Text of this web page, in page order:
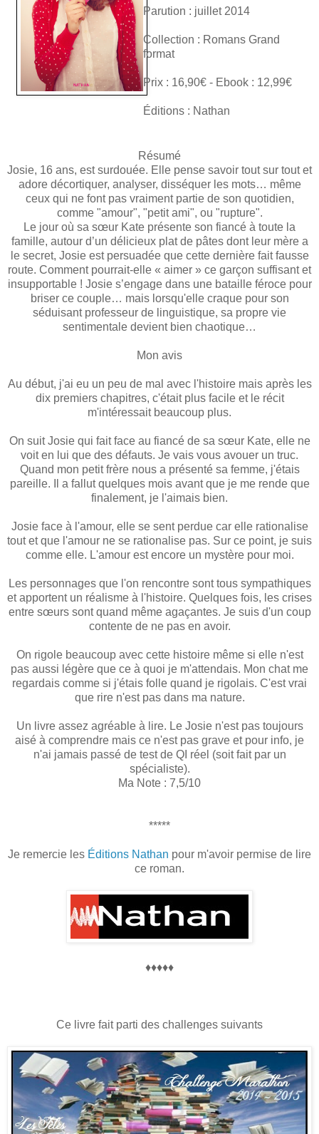
Parution : juillet 2014
Collection : Romans Grand
format
Prix : 16,90€ - Ebook : 12,99€
Éditions : Nathan
Résumé
Josie, 16 ans, est surdouée. Elle pense savoir tout sur tout et
adore décortiquer, analyser, disséquer les mots… même
ceux qui ne font pas vraiment partie de son quotidien,
comme "amour", "petit ami", ou "rupture".
Le jour où sa sœur Kate présente son fiancé à toute la
famille, autour d’un délicieux plat de pâtes dont leur mère a
le secret, Josie est persuadée que cette dernière fait fausse
route. Comment pourrait-elle « aimer » ce garçon suffisant et
insupportable ! Josie s’engage dans une bataille féroce pour
briser ce couple… mais lorsqu'elle craque pour son
séduisant professeur de linguistique, sa propre vie
sentimentale devient bien chaotique…
Mon avis
Au début, j'ai eu un peu de mal avec l'histoire mais après les
dix premiers chapitres, c'était plus facile et le récit
m'intéressait beaucoup plus.
On suit Josie qui fait face au fiancé de sa sœur Kate, elle ne
voit en lui que des défauts. Je vais vous avouer un truc.
Quand mon petit frère nous a présenté sa femme, j'étais
pareille. Il a fallut quelques mois avant que je me rende que
finalement, je l'aimais bien.
Josie face à l'amour, elle se sent perdue car elle rationalise
tout et que l'amour ne se rationalise pas. Sur ce point, je suis
comme elle. L'amour est encore un mystère pour moi.
Les personnages que l'on rencontre sont tous sympathiques
et apportent un réalisme à l'histoire. Quelques fois, les crises
entre sœurs sont quand même agaçantes. Je suis d'un coup
contente de ne pas en avoir.
On rigole beaucoup avec cette histoire même si elle n'est
pas aussi légère que ce à quoi je m'attendais. Mon chat me
regardais comme si j'étais folle quand je rigolais. C'est vrai
que rire n'est pas dans ma nature.
Un livre assez agréable à lire. Le Josie n'est pas toujours
aisé à comprendre mais ce n'est pas grave et pour info, je
n'ai jamais passé de test de QI réel (soit fait par un
spécialiste).
Ma Note : 7,5/10
*****
Je remercie les Éditions Nathan pour m'avoir permise de lire
ce roman.
♦♦♦♦♦
Ce livre fait parti des challenges suivants